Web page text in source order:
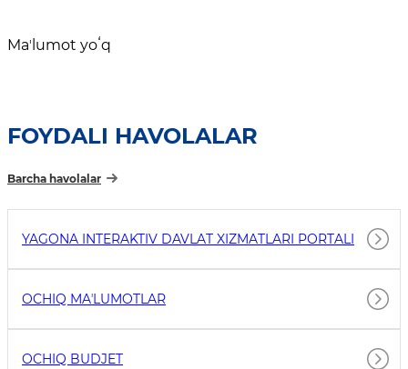
Maʼlumot yoʻq
FOYDALI HAVOLALAR
Barcha havolalar
YAGONA INTERAKTIV DAVLAT XIZMATLARI PORTALI
OCHIQ MAʼLUMOTLAR
OCHIQ BUDJET